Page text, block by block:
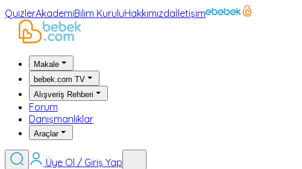
QuizlerAkademiBilim KuruluHakkımızdaİletişim
Makale
bebek.com TV
Alışveriş Rehberi
Forum
Danışmanlıklar
Araçlar
Üye Ol / Giriş Yap